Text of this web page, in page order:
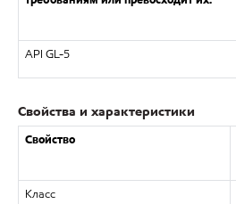
API GL-5
Свойства и характеристики
Свойство
Класс